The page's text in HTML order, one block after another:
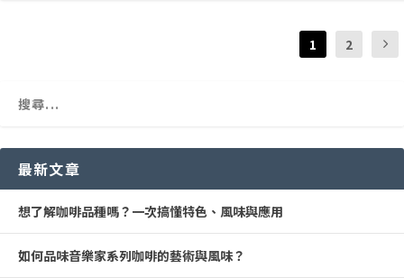
1 2
最新文章
想了解咖啡品種嗎？一次搞懂特色、風味與應用
如何品味音樂家系列咖啡的藝術與風味？